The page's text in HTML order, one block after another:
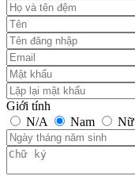
Giới tính
N/A
Nam Nữ